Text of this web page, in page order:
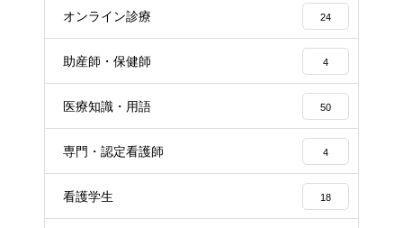
オンライン診療 24
助産師・保健師 4
医療知識・用語 50
専門・認定看護師 4
看護学生 18